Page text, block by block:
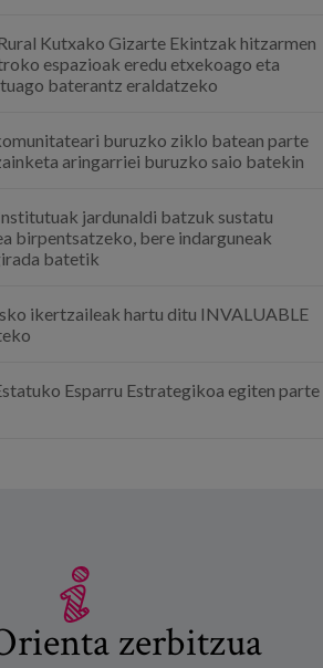
Kutxako Gizarte Ekintzak hitzarmen
espazioak eredu etxekoago eta
baterantz eraldatzeko
buruzko ziklo batean parte
aringarriei buruzko saio batekin
jardunaldi batzuk sustatu
birpentsatzeko, bere indarguneak
batetik
ikertzaileak hartu ditu INVALUABLE
Esparru Estrategikoa egiten parte
zerbitzua